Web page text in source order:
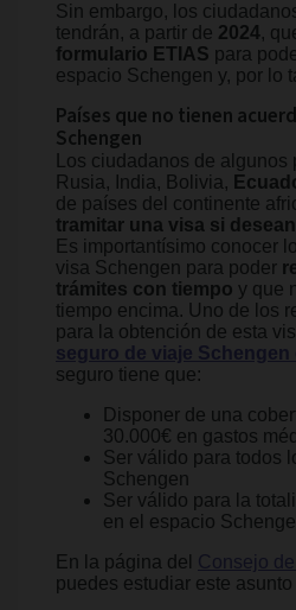
Sin embargo, los
tendrán, a partir de 2024,
formulario ETIAS para
espacio Schengen y, por lo
Países que no tienen
Schengen
Los ciudadanos de
Rusia, India, Bolivia,
de países del continente
tramitar una visa si
Es importantísimo conocer
visa Schengen para poder
trámites con tiempo y que
tiempo encima. Uno de los
para la obtención de esta
seguro de viaje
seguro tiene que:
Disponer de una
30.000€ en gastos
Ser válido para todos
Schengen
Ser válido para la
en el espacio
En la página del Consejo
puedes estudiar este